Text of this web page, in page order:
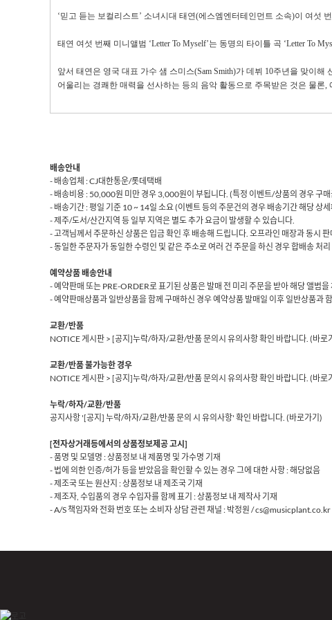
‘믿고 듣는 보컬리스트’ 소녀시대 태연(에스엠엔터테인먼트 소속)이 여섯
태연 여섯 번째 미니앨범 ‘Letter To Myself’는 동명의 타이틀 곡 ‘Letter To
앞서 태연은 영국 대표 가수 샘 스미스(Sam Smith)가 데뷔 10주년을 맞이해
어울리는 경쾌한 매력을 선사하는 등의 음악 활동으로 주목받은 것은 물론
배송안내
- 배송업체 : CJ대한통운/롯데택배
- 배송비용 : 50,000원 미만 경우 3,000원이 부됩니다. (특정 이벤트/상품의 경우 구
- 배송기간 : 평일 기준 10 ~ 14일 소요 (이벤트 등의 주문건의 경우 배송기간 해당 상
- 제주/도서/산간지역 등 일부 지역은 별도 추가 요금이 발생할 수 있습니다.
- 고객님께서 주문하신 상품은 입금 확인 후 배송해 드립니다. 오프라인 매장과 동시
- 동일한 주문자가 동일한 수령인 및 같은 주소로 여러 건 주문을 하신 경우 합배송 처리
예약상품 배송안내
- 예약판매 또는 PRE-ORDER로 표기된 상품은 발매 전 미리 주문을 받아 해당 앨범
- 예약판매상품과 일반상품을 함께 구매하신 경우 예약상품 발매일 이후 일반상품과
교환/반품
NOTICE 게시판 > [공지]누락/하자/교환/반품 문의시 유의사항 확인 바랍니다. (바로
교환/반품 불가능한 경우
NOTICE 게시판 > [공지]누락/하자/교환/반품 문의시 유의사항 확인 바랍니다. (바로
누락/하자/교환/반품
공지사항 '[공지] 누락/하자/교환/반품 문의 시 유의사항' 확인 바랍니다. (바로가기)
[전자상거래등에서의 상품정보제공 고시]
- 품명 및 모델명 : 상품정보 내 제품명 및 가수명 기재
- 법에 의한 인증/허가 등을 받았음을 확인할 수 있는 경우 그에 대한 사항 : 해당없음
- 제조국 또는 원산지 : 상품정보 내 제조국 기재
- 제조자, 수입품의 경우 수입자를 함께 표기 : 상품정보 내 제작사 기재
- A/S 책임자와 전화 번호 또는 소비자 상담 관련 채널 : 박정원 / cs@musicplant.co.kr